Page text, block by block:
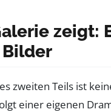
zeigt:
zweiten Teils ist
einer eigenen